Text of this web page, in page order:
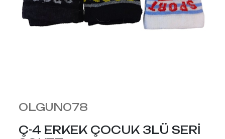
OLGUN078
Ç-4 ERKEK ÇOCUK 3LÜ SERİ